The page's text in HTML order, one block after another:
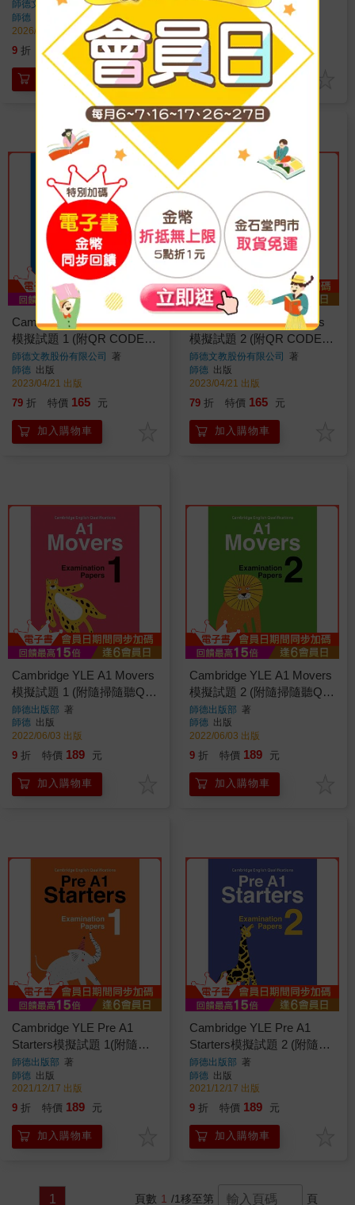
CODE音檔) (A1 Movers)
師德文教股份有限公司著
師德
2026/02/06 出版
9 折 特價 216 元
加入購物車
CODE音檔) (A2 Flyers)
師德文教股份有限公司著
師德
2026/02/06 出版
9 折 特價 216
加入購物車
Cambridge YLE A2 Flyers
模擬試題 1 (附QR CODE隨
掃即聽)
師德文教股份有限公司
著
師德 出版
2023/04/21 出版
79 折 特價 165 元
加入購物車
Cambridge YLE A2 Flyers
模擬試題 2 (附QR CODE隨
掃即聽)
師德文教股份有限公司
著
師德 出版
2023/04/21 出版
79 折 特價 165 元
加入購物車
Cambridge YLE A1 Movers
模擬試題 1 (附隨掃隨聽QR
CODE音檔)
師德出版部 著
師德 出版
2022/06/03 出版
9 折 特價 189 元
加入購物車
Cambridge YLE A1 Movers
模擬試題 2 (附隨掃隨聽QR
CODE音檔)
師德出版部 著
師德 出版
2022/06/03 出版
9 折 特價 189 元
加入購物車
Cambridge YLE Pre A1
Starters模擬試題 1(附隨掃
隨聽QR CODE音檔)
師德出版部 著
師德 出版
2021/12/17 出版
9 折 特價 189 元
加入購物車
Cambridge YLE Pre A1
Starters模擬試題 2 (附隨掃
隨聽QR CODE音檔)
師德出版部 著
師德 出版
2021/12/17 出版
9 折 特價 189 元
加入購物車
1 頁數 1 /1移至第 頁